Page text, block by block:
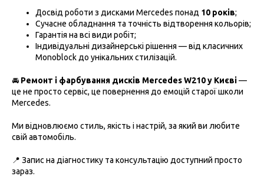
Досвід роботи з дисками Mercedes понад 10 років;
Сучасне обладнання та точність відтворення кольорів;
Гарантія на всі види робіт;
Індивідуальні дизайнерські рішення — від класичних
Monoblock до унікальних стилізацій.
🚘 Ремонт і фарбування дисків Mercedes W210 у Києві—
це не просто сервіс, це повернення до емоцій старої школи
Mercedes.
Ми відновлюємо стиль, якість і настрій, за який ви любите
свій автомобіль.
📍 Запис на діагностику та консультацію доступний просто
зараз.